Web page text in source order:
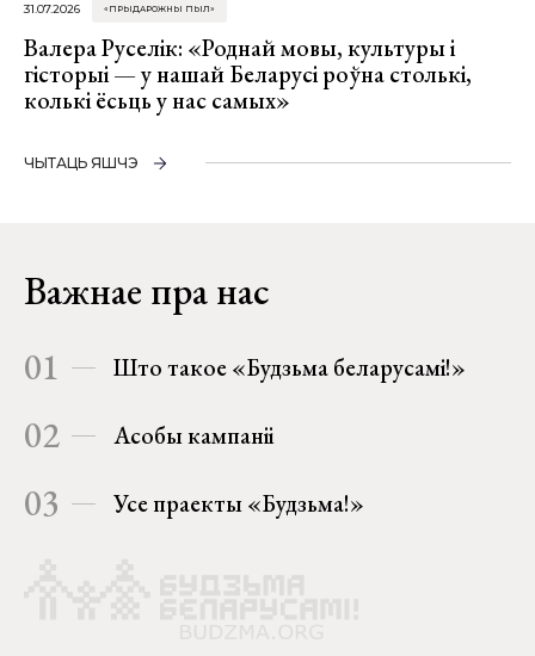
31.07.2026 «ПРЫДАРОЖНЫ ПЫЛ»
Валера Руселік: «Роднай мовы, культуры і
гісторыі — у нашай Беларусі роўна столькі,
колькі ёсьць у нас самых»
ЧЫТАЦЬ ЯШЧЭ
Важнае пра нас
01 Што такое «Будзьма беларусамі!»
02 Асобы кампаніі
03 Усе праекты «Будзьма!»